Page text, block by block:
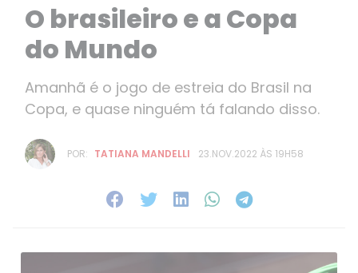
O brasileiro e a Copa
do Mundo
Amanhã é o jogo de estreia do Brasil na
Copa, e quase ninguém tá falando disso.
POR: TATIANA MANDELLI 23.NOV.2022 ÀS 19H58